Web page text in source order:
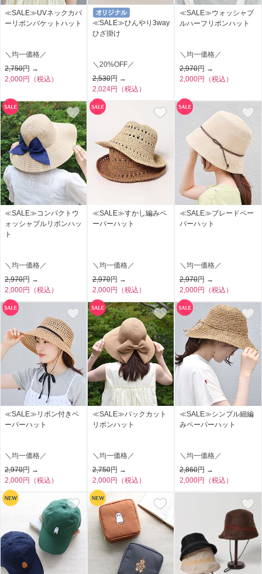
≪SALE≫UVネックカバ
ーリボンバケットハット
＼均一価格／
2,750円 →
2,000円（税込）
≪SALE≫ひんやり3way
ひざ掛け
＼20%OFF／
2,530円 →
2,024円（税込）
≪SALE≫ウォッシャブ
ルハーフリボンハット
＼均一価格／
2,970円 →
2,000円（税込）
≪SALE≫コンパクトウ
ォッシャブルリボンハッ
ト
＼均一価格／
2,970円 →
2,000円（税込）
≪SALE≫すかし編みペ
ーパーハット
＼均一価格／
2,970円 →
2,000円（税込）
≪SALE≫ブレードペー
パーハット
＼均一価格／
2,970円 →
2,000円（税込）
≪SALE≫リボン付きペ
ーパーハット
＼均一価格／
2,970円 →
2,000円（税込）
≪SALE≫バックカット
リボンハット
＼均一価格／
2,750円 →
2,000円（税込）
≪SALE≫シンプル細編
みペーパーハット
＼均一価格／
2,860円 →
2,000円（税込）